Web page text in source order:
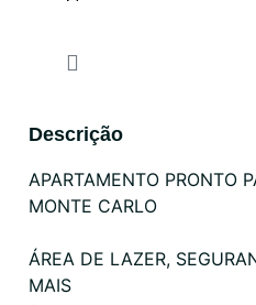
Descrição
APARTAMENTO PRONTO
MONTE CARLO
ÁREA DE LAZER,
MAIS